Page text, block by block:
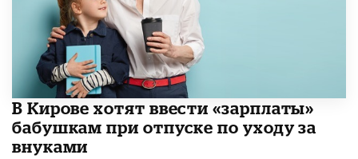
В Кирове хотят ввести «зарплаты»
бабушкам при отпуске по уходу за
внуками